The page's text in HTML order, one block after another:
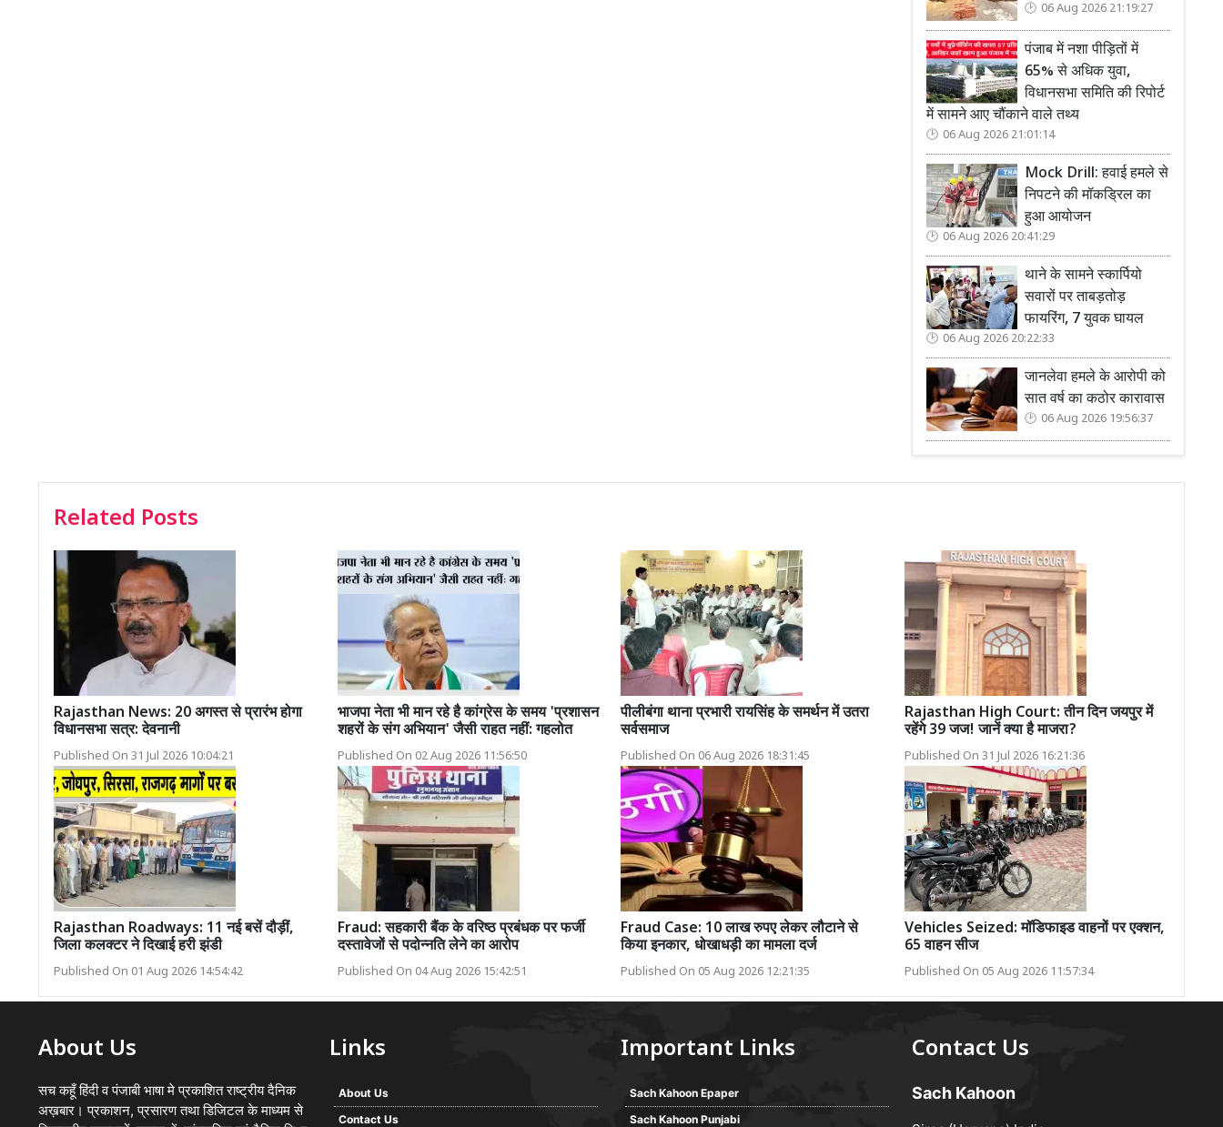
06 Aug 2026 21:19:27
पंजाब में नशा पीड़ितों में
65% से अधिक युवा,
विधानसभा समिति की रिपोर्ट
में सामने आए चौंकाने वाले तथ्य
06 Aug 2026 21:01:14
Mock Drill: हवाई हमले से
निपटने की मॉकड्रिल का
हुआ आयोजन
06 Aug 2026 20:41:29
थाने के सामने स्कार्पियो
सवारों पर ताबड़तोड़
फायरिंग, 7 युवक घायल
06 Aug 2026 20:22:33
जानलेवा हमले के आरोपी को
सात वर्ष का कठोर कारावास
06 Aug 2026 19:56:37
Related Posts
Rajasthan News: 20 अगस्त से प्रारंभ होगा
विधानसभा सत्र: देवनानी
Published On 31 Jul 2026 10:04:21
भाजपा नेता भी मान रहे है कांग्रेस के समय 'प्रशासन
शहरों के संग अभियान' जैसी राहत नहीं: गहलोत
Published On 02 Aug 2026 11:56:50
पीलीबंगा थाना प्रभारी रायसिंह के समर्थन में उतरा
सर्वसमाज
Published On 06 Aug 2026 18:31:45
Rajasthan High Court: तीन दिन जयपुर में
रहेंगे 39 जज! जानें क्या है माजरा?
Published On 31 Jul 2026 16:21:36
Rajasthan Roadways: 11 नई बसें दौड़ीं,
जिला कलक्टर ने दिखाई हरी झंडी
Published On 01 Aug 2026 14:54:42
Fraud: सहकारी बैंक के वरिष्ठ प्रबंधक पर फर्जी
दस्तावेजों से पदोन्नति लेने का आरोप
Published On 04 Aug 2026 15:42:51
Fraud Case: 10 लाख रुपए लेकर लौटाने से
किया इनकार, धोखाधड़ी का मामला दर्ज
Published On 05 Aug 2026 12:21:35
Vehicles Seized: मॉडिफाइड वाहनों पर एक्शन,
65 वाहन सीज
Published On 05 Aug 2026 11:57:34
About Us
सच कहूँ हिंदी व पंजाबी भाषा मे प्रकाशित राष्ट्रीय दैनिक
अख़बार। प्रकाशन, प्रसारण तथा डिजिटल के माध्यम से
Links
About Us
Contact Us
Important Links
Sach Kahoon Epaper
Sach Kahoon Punjabi
Contact Us
Sach Kahoon